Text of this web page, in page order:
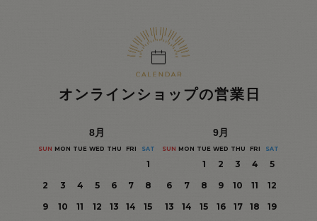
オンラインショップの営業日
8月
SUN MON TUE WED THU FRI SAT
1
2
3 4 5 6 7
8
9
10 11 12 13 14
15
9月
SUN MON TUE WED THU FRI SAT
1 2 3 4
5
6
7 8 9 10 11
12
13
14 15 16 17 18
19